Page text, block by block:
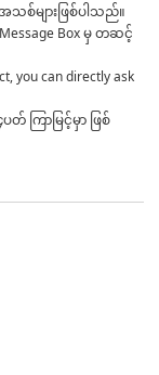
စ်များဖြစ်ပါသည်။
Box မှ တဆင့်
you can directly ask
ကြာမြင့်မှာ ဖြစ်